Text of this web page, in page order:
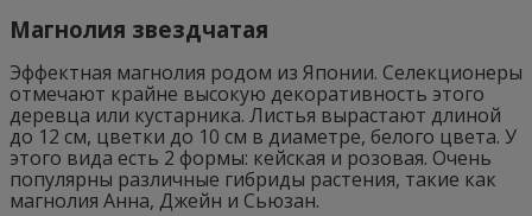
Магнолия звездчатая
Эффектная магнолия родом из Японии. Селекционеры
отмечают крайне высокую декоративность этого
деревца или кустарника. Листья вырастают длиной
до 12 см, цветки до 10 см в диаметре, белого цвета. У
этого вида есть 2 формы: кейская и розовая. Очень
популярны различные гибриды растения, такие как
магнолия Анна, Джейн и Сьюзан.